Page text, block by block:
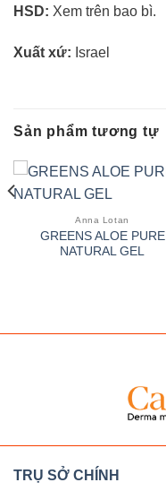
HSD: Xem trên bao bì.
Xuất xứ: Israel
Sản phẩm tương tự
Anna Lotan
GREENS ALOE PURE
NATURAL GEL
TRỤ SỞ CHÍNH